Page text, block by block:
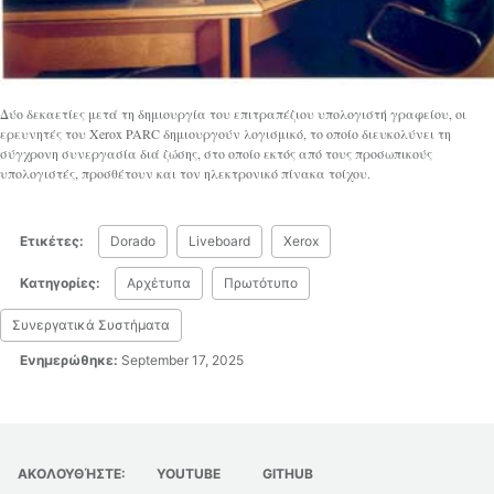
Δύο δεκαετίες μετά τη δημιουργία του επιτραπέζιου υπολογιστή γραφείου, οι
ερευνητές του Xerox PARC δημιουργούν λογισμικό, το οποίο διευκολύνει τη
σύγχρονη συνεργασία διά ζώσης, στο οποίο εκτός από τους προσωπικούς
υπολογιστές, προσθέτουν και τον ηλεκτρονικό πίνακα τοίχου.
Ετικέτες: Dorado Liveboard Xerox
Κατηγορίες: Αρχέτυπα Πρωτότυπο
Συνεργατικά Συστήματα
Ενημερώθηκε: September 17, 2025
ΑΚΟΛΟΥΘΉΣΤΕ: YOUTUBE GITHUB